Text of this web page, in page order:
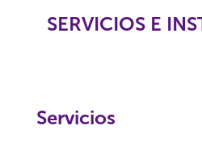
SERVICIOS E
Servicios